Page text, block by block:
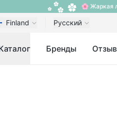
🌸 Жаркая
Finland Русский
Бренды